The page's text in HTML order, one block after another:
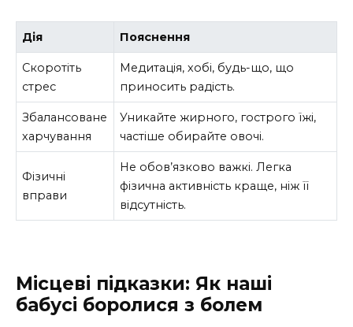
Дія Пояснення
Скоротіть
стрес
Медитація, хобі, будь-що, що
приносить радість.
Збалансоване
харчування
Уникайте жирного, гострого їжі,
частіше обирайте овочі.
Фізичні
вправи
Не обов’язково важкі. Легка
фізична активність краще, ніж її
відсутність.
Місцеві підказки: Як наші
бабусі боролися з болем